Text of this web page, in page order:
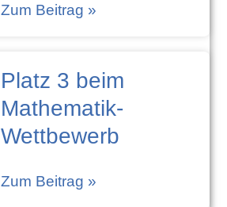
Zum Beitrag »
Platz 3 beim
Mathematik-
Wettbewerb
Zum Beitrag »